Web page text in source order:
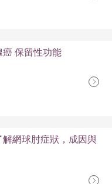
保留性功能
網球肘症狀，成因與